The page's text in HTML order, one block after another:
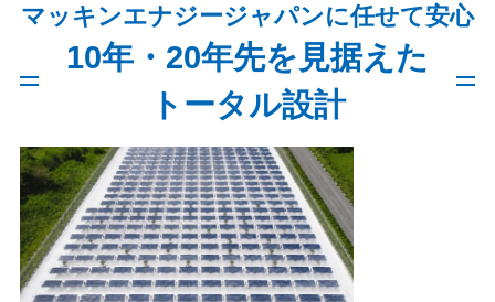
マッキンエナジージャパンに任せて安心
10年・20年先を見据えた
トータル設計